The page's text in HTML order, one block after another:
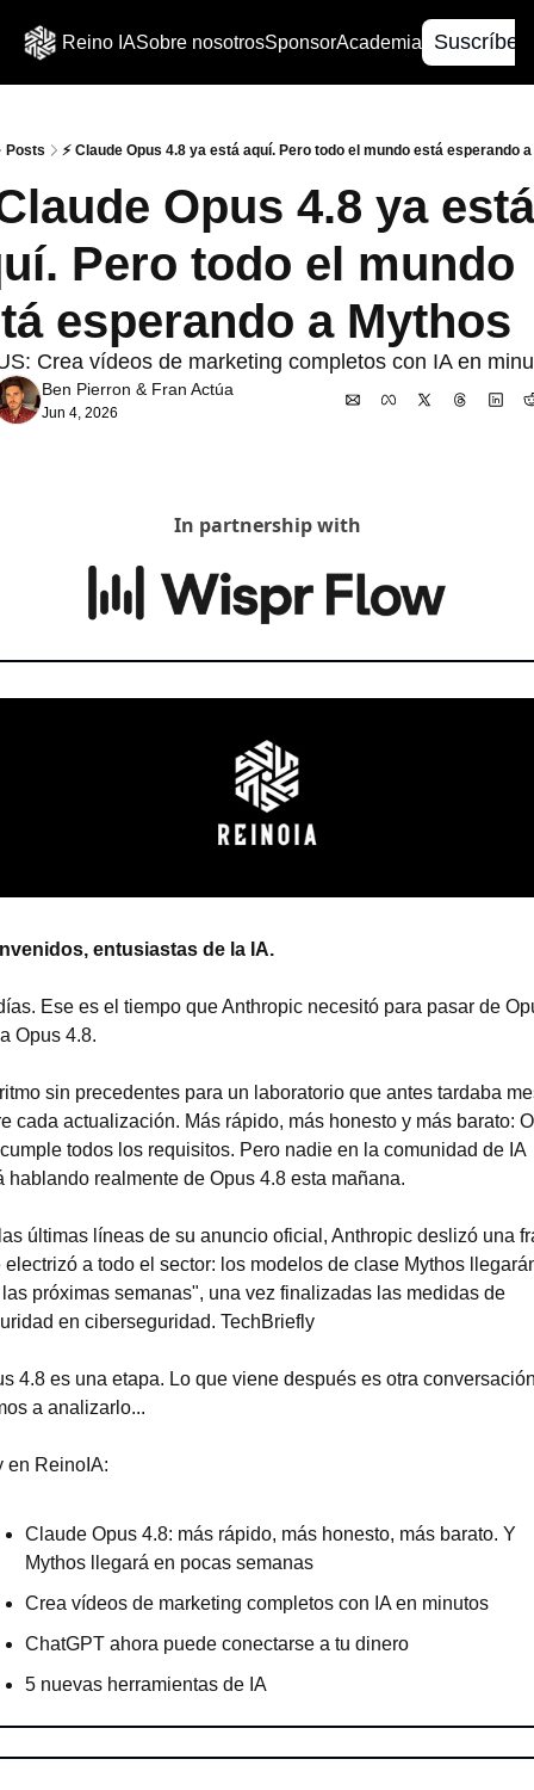
Reino IASobre nosotrosSponsorAcademia
Posts ⚡ Claude Opus 4.8 ya está aquí. Pero todo el mundo está esperando
Opus 4.8 ya está
Pero todo el mundo
esperando a Mythos
Crea vídeos de marketing completos con IA en
Ben Pierron & Fran Actúa
Jun 4, 2026
In partnership with
entusiastas de la IA.
Ese es el tiempo que Anthropic necesitó para pasar de
Opus 4.8.
sin precedentes para un laboratorio que antes tardaba
cada actualización. Más rápido, más honesto y más barato:
todos los requisitos. Pero nadie en la comunidad de IA
hablando realmente de Opus 4.8 esta mañana.
últimas líneas de su anuncio oficial, Anthropic deslizó una
electrizó a todo el sector: los modelos de clase Mythos
próximas semanas", una vez finalizadas las medidas de
en ciberseguridad. TechBriefly
4.8 es una etapa. Lo que viene después es otra
a analizarlo...
en ReinoIA:
Claude Opus 4.8: más rápido, más honesto, más barato. Y
Mythos llegará en pocas semanas
Crea vídeos de marketing completos con IA en minutos
ChatGPT ahora puede conectarse a tu dinero
5 nuevas herramientas de IA